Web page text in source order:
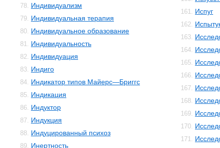
78. Индивидуализм
79. Индивидуальная терапия
80. Индивидуальное образование
81. Индивидуальность
82. Индивидуация
83. Индиго
84. Индикатор типов Майерс—Бриггс
85. Индикация
86. Индуктор
87. Индукция
88. Индуцированный психоз
89. Инертность
161. Испуг
162.
163.
164.
165.
166.
167.
168.
169.
170.
171.